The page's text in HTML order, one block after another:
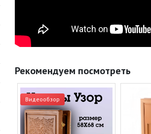
Рекомендуем посмотреть
Видеообзор